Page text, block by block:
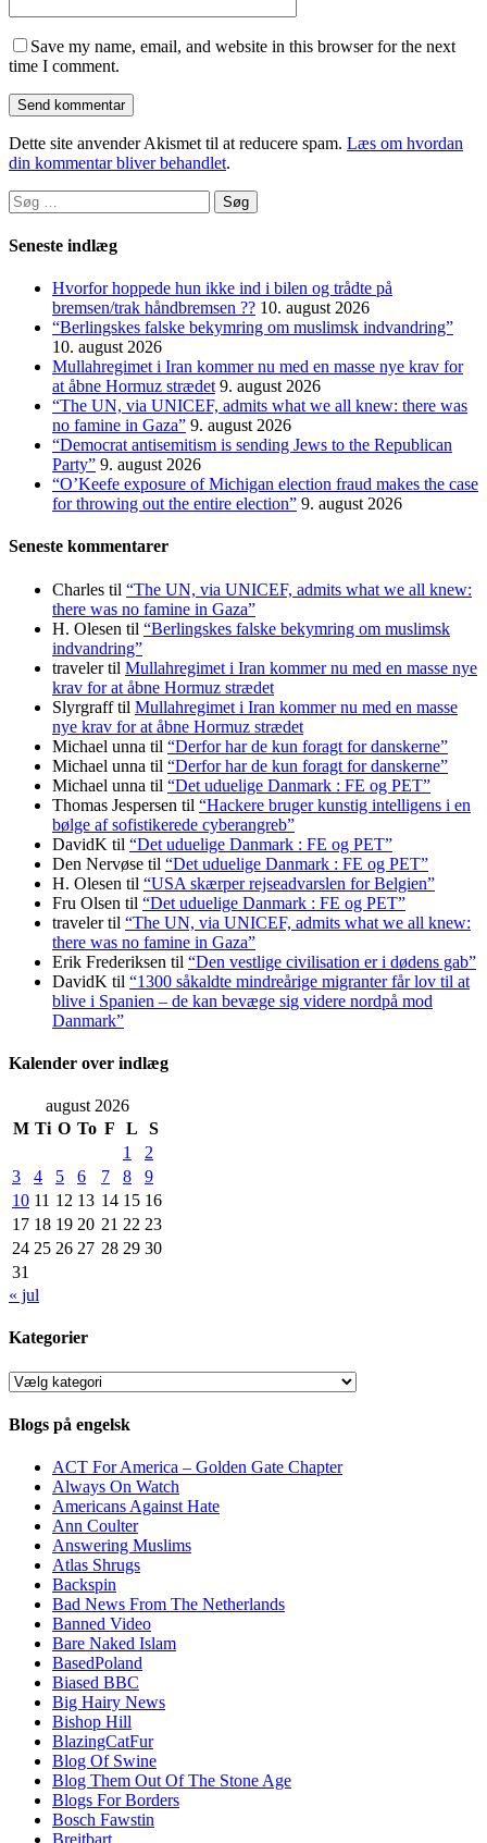
Save my name, email, and website in this browser for the next
time I comment.
Dette site anvender Akismet til at reducere spam. Læs om hvordan
din kommentar bliver behandlet.
Søg
efter:
Seneste indlæg
Hvorfor hoppede hun ikke ind i bilen og trådte på
bremsen/trak håndbremsen ?? 10. august 2026
“Berlingskes falske bekymring om muslimsk indvandring”
10. august 2026
Mullahregimet i Iran kommer nu med en masse nye krav for
at åbne Hormuz strædet 9. august 2026
“The UN, via UNICEF, admits what we all knew: there was
no famine in Gaza” 9. august 2026
“Democrat antisemitism is sending Jews to the Republican
Party” 9. august 2026
“O’Keefe exposure of Michigan election fraud makes the case
for throwing out the entire election” 9. august 2026
Seneste kommentarer
Charles til “The UN, via UNICEF, admits what we all knew:
there was no famine in Gaza”
H. Olesen til “Berlingskes falske bekymring om muslimsk
indvandring”
travelertil Mullahregimet i Iran kommer nu med en masse nye
krav for at åbne Hormuz strædet
Slyrgrafftil Mullahregimet i Iran kommer nu med en masse
nye krav for at åbne Hormuz strædet
Michael unna til “Derfor har de kun foragt for danskerne”
Michael unna til “Derfor har de kun foragt for danskerne”
Michael unna til “Det uduelige Danmark : FE og PET”
Thomas Jespersen til “Hackere bruger kunstig intelligens i en
bølge af sofistikerede cyberangreb”
DavidK til “Det uduelige Danmark : FE og PET”
Den Nervøse til “Det uduelige Danmark : FE og PET”
H. Olesen til “USA skærper rejseadvarslen for Belgien”
Fru Olsen til “Det uduelige Danmark : FE og PET”
travelertil “The UN, via UNICEF, admits what we all knew:
there was no famine in Gaza”
Erik Frederiksen til “Den vestlige civilisation er i dødens gab”
DavidK til “1300 såkaldte mindreårige migranter får lov til at
blive i Spanien – de kan bevæge sig videre nordpå mod
Danmark”
Kalender over indlæg
august 2026
M Ti O To F L
S
1
2
3
4 5 6 7 8
9
10 11 12 13 14 15 16
17 18 19 20 21 22 23
24 25 26 27 28 29 30
31
« jul
Kategorier
Kategorier
Blogs på engelsk
ACT For America – Golden Gate Chapter
Always On Watch
Americans Against Hate
Ann Coulter
Answering Muslims
Atlas Shrugs
Backspin
Bad News From The Netherlands
Banned Video
Bare Naked Islam
BasedPoland
Biased BBC
Big Hairy News
Bishop Hill
BlazingCatFur
Blog Of Swine
Blog Them Out Of The Stone Age
Blogs For Borders
Bosch Fawstin